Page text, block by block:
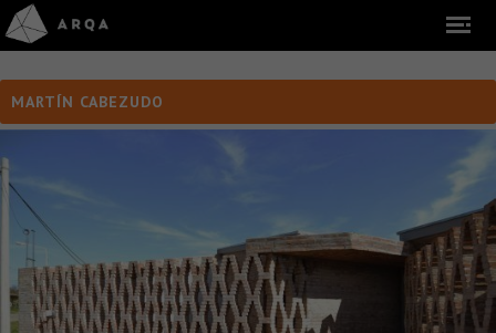
MARTÍN CABEZUDO